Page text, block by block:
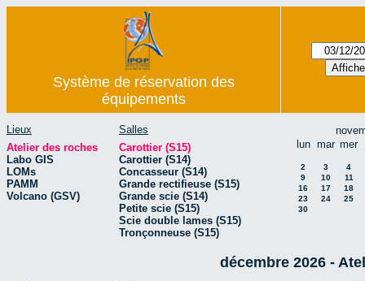
Système de réservation des
équipements
Lieux
Atelier des roches
Labo GIS
LOMs
PAMM
Volcano (GSV)
Salles
Carottier (S15)
Carottier (S14)
Concasseur (S14)
Grande rectifieuse (S15)
Grande scie (S14)
Petite scie (S15)
Scie double lames (S15)
Tronçonneuse (S15)
lun mar mer
2 3
4
9
10
11
16
17
18
23
24
25
30
décembre 2026 -